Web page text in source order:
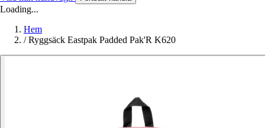
Loading...
Hem
/ Ryggsäck Eastpak Padded Pak'R K620